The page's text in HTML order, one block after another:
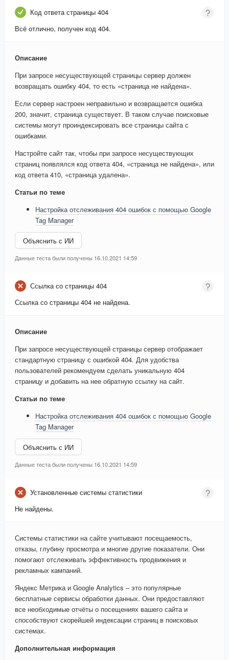
Код ответа страницы 404
Всё отлично, получен код 404.
Описание
При запросе несуществующей страницы сервер должен
возвращать ошибку 404, то есть «страница не найдена».
Если сервер настроен неправильно и возвращается ошибка
200, значит, страница существует. В таком случае поисковые
системы могут проиндексировать все страницы сайта с
ошибками.
Настройте сайт так, чтобы при запросе несуществующих
страниц появлялся код ответа 404, «страница не найдена», или
код ответа 410, «страница удалена».
Статьи по теме
Настройка отслеживания 404 ошибок с помощью Google
Tag Manager
Объяснить с ИИ
Данные теста были получены 16.10.2021 14:59
Ссылка со страницы 404
Ссылка со страницы 404 не найдена.
Описание
При запросе несуществующей страницы сервер отображает
стандартную страницу с ошибкой 404. Для удобства
пользователей рекомендуем сделать уникальную 404
страницу и добавить на нее обратную ссылку на сайт.
Статьи по теме
Настройка отслеживания 404 ошибок с помощью Google
Tag Manager
Объяснить с ИИ
Данные теста были получены 16.10.2021 14:59
Установленные системы статистики
Не найдены.
Системы статистики на сайте учитывают посещаемость,
отказы, глубину просмотра и многие другие показатели. Они
помогают отслеживать эффективность продвижения и
рекламных кампаний.
Яндекс Метрика и Google Analytics – это популярные
бесплатные сервисы обработки данных. Они предоставляют
все необходимые отчёты о посещениях вашего сайта и
способствуют скорейшей индексации страниц в поисковых
системах.
Дополнительная информация